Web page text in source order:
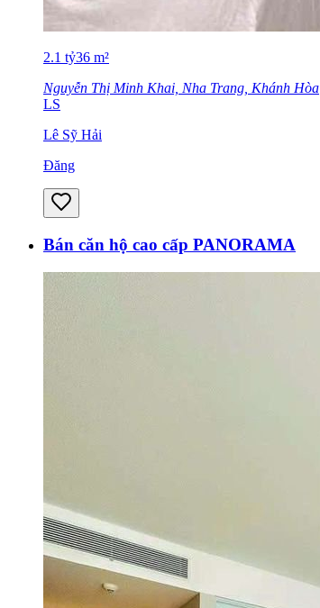
2.1 tỷ36 m²
Nguyễn Thị Minh Khai, Nha Trang, Khánh Hòa
LS
Lê Sỹ Hải
Đăng
Bán căn hộ cao cấp PANORAMA